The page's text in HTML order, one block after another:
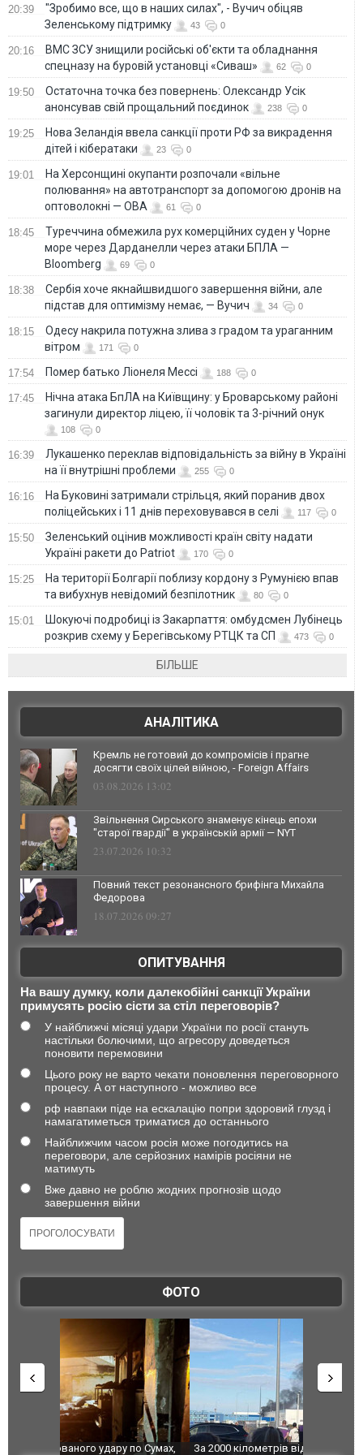
20:39
"Зробимо все, що в наших силах", - Вучич обіцяв
Зеленському підтримку
43 0
20:16
ВМС ЗСУ знищили російські об'єкти та обладнання
спецназу на буровій установці «Сиваш»
62 0
19:50
Остаточна точка без повернень: Олександр Усік
анонсував свій прощальний поєдинок
238 0
19:25
Нова Зеландія ввела санкції проти РФ за викрадення
дітей і кібератаки
23 0
19:01
На Херсонщині окупанти розпочали «вільне
полювання» на автотранспорт за допомогою дронів на
оптоволокні — ОВА
61 0
18:45
Туреччина обмежила рух комерційних суден у Чорне
море через Дарданелли через атаки БПЛА —
Bloomberg
69 0
18:38
Сербія хоче якнайшвидшого завершення війни, але
підстав для оптимізму немає, — Вучич
34 0
18:15
Одесу накрила потужна злива з градом та ураганним
вітром
171 0
17:54 Помер батько Ліонеля Мессі 188 0
17:45
Нічна атака БпЛА на Київщину: у Броварському районі
загинули директор ліцею, її чоловік та 3-річний онук
108 0
16:39
Лукашенко переклав відповідальність за війну в Україні
на її внутрішні проблеми
255 0
16:16
На Буковині затримали стрільця, який поранив двох
поліцейських і 11 днів переховувався в селі
117 0
15:50
Зеленський оцінив можливості країн світу надати
Україні ракети до Patriot
170 0
15:25
На території Болгарії поблизу кордону з Румунією впав
та вибухнув невідомий безпілотник
80 0
15:01
Шокуючі подробиці із Закарпаття: омбудсмен Лубінець
розкрив схему у Берегівському РТЦК та СП
473 0
БІЛЬШЕ
АНАЛІТИКА
Кремль не готовий до компромісів і прагне
досягти своїх цілей війною, - Foreign Affairs
03.08.2026 13:02
Звільнення Сирського знаменує кінець епохи
"старої гвардії" в українській армії — NYT
23.07.2026 10:32
Повний текст резонансного брифінга Михайла
Федорова
18.07.2026 09:27
ОПИТУВАННЯ
На вашу думку, коли далекобійні санкції України
примусять росію сісти за стіл переговорів?
У найближчі місяці удари України по росії стануть
настільки болючими, що агресору доведеться
поновити перемовини
Цього року не варто чекати поновлення переговорного
процесу. А от наступного - можливо все
рф навпаки піде на ескалацію попри здоровий глузд і
намагатиметься триматися до останнього
Найближчим часом росія може погодитись на
переговори, але серйозних намірів росіяни не
матимуть
Вже давно не роблю жодних прогнозів щодо
завершення війни
ФОТО
За 2000 кілометрів від кордону з Україною: в
"Мої